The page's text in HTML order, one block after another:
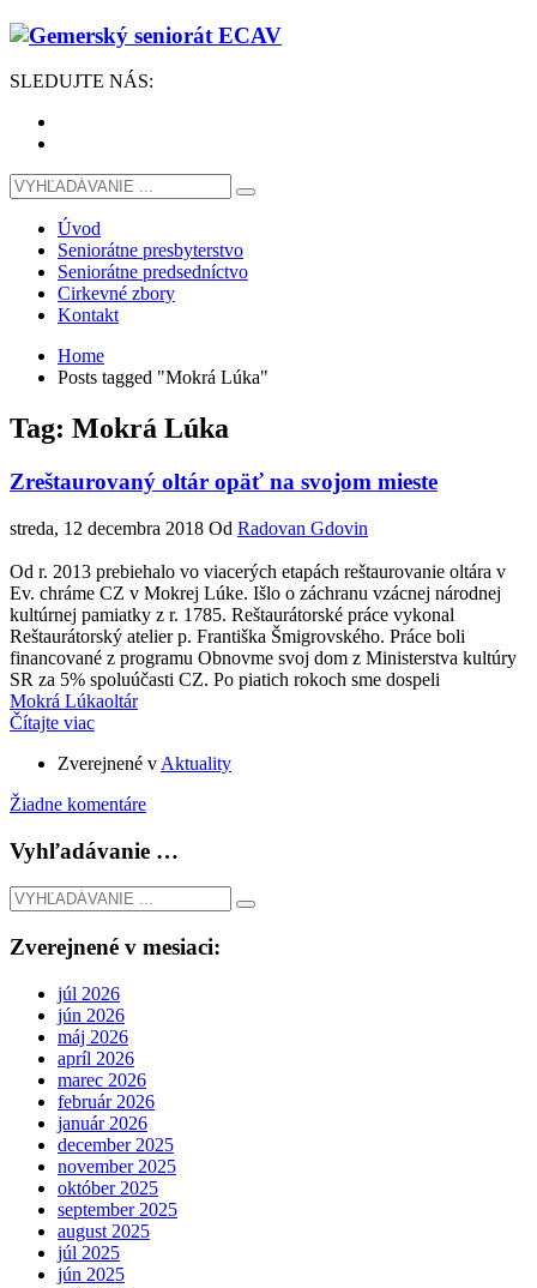
SLEDUJTE NÁS:
Úvod
Seniorátne presbyterstvo
Seniorátne predsedníctvo
Cirkevné zbory
Kontakt
Home
Posts tagged "Mokrá Lúka"
Tag: Mokrá Lúka
Zreštaurovaný oltár opäť na svojom mieste
streda, 12 decembra 2018 Od Radovan Gdovin
Od r. 2013 prebiehalo vo viacerých etapách reštaurovanie oltára v
Ev. chráme CZ v Mokrej Lúke. Išlo o záchranu vzácnej národnej
kultúrnej pamiatky z r. 1785. Reštaurátorské práce vykonal
Reštaurátorský atelier p. Františka Šmigrovského. Práce boli
financované z programu Obnovme svoj dom z Ministerstva kultúry
SR za 5% spoluúčasti CZ. Po piatich rokoch sme dospeli
Mokrá Lúkaoltár
Čítajte viac
Zverejnené v Aktuality
Žiadne komentáre
Vyhľadávanie …
Zverejnené v mesiaci:
júl 2026
jún 2026
máj 2026
apríl 2026
marec 2026
február 2026
január 2026
december 2025
november 2025
október 2025
september 2025
august 2025
júl 2025
jún 2025